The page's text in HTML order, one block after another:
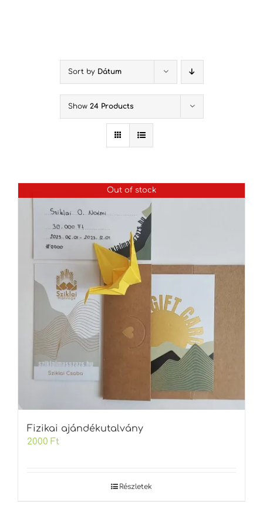
Sort by Dátum
Show 24 Products
Out of stock
Fizikai ajándékutalvány
2000 Ft
Részletek